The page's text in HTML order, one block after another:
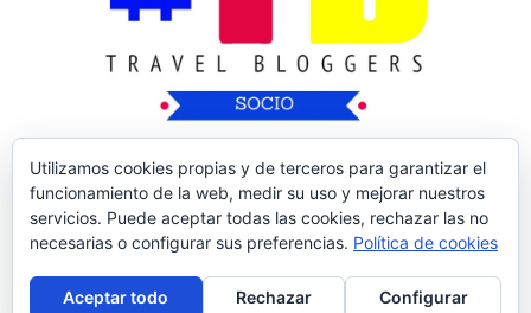
Copyright © 2026Nos Vamos de Rutica| Tema
de:Theme Horse | Desarrollado por: WordPress
Utilizamos cookies propias y de terceros para garantizar el
funcionamiento de la web, medir su uso y mejorar nuestros
servicios. Puede aceptar todas las cookies, rechazar las no
necesarias o configurar sus preferencias. Política de cookies
Aceptar todo Rechazar Configurar